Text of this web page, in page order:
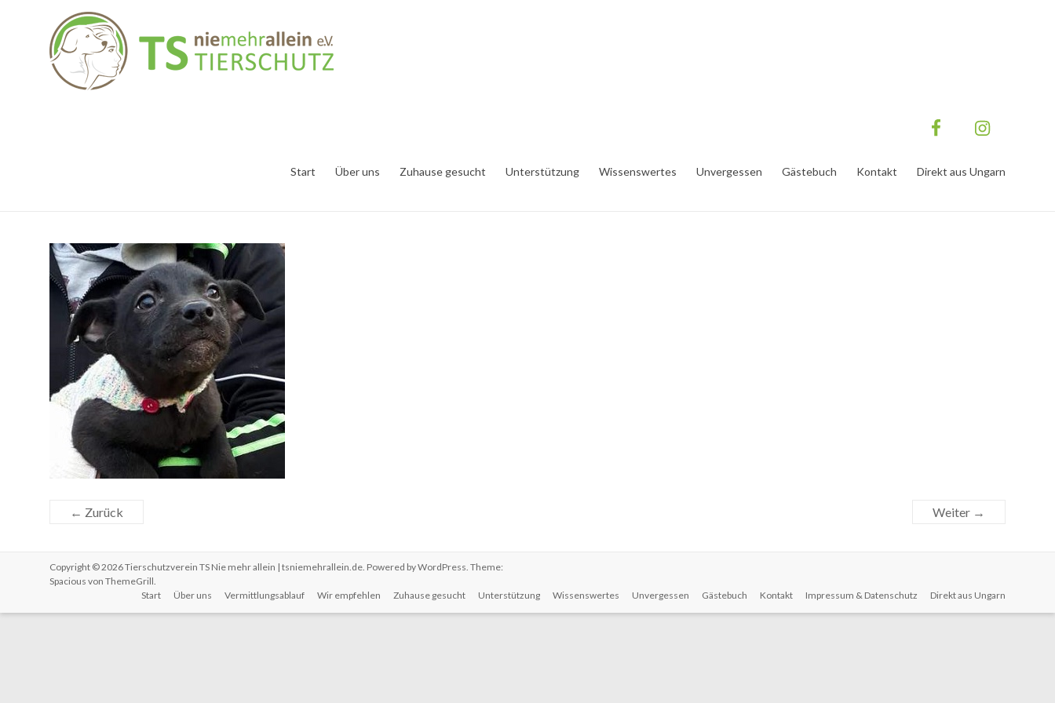
Start Über uns Zuhause gesucht Unterstützung Wissenswertes Unvergessen Gästebuch Kontakt Direkt aus Ungarn
← Zurück Weiter →
Copyright © 2026Tierschutzverein TS Nie mehr allein | tsniemehrallein.de. Powered byWordPress. Theme:
Spacious von ThemeGrill.
Start
Über uns Vermittlungsablauf Wir empfehlen Zuhause gesucht Unterstützung Wissenswertes Unvergessen Gästebuch Kontakt Impressum & Datenschutz Direkt aus Ungarn